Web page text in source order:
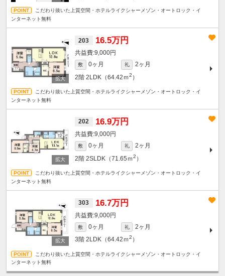
こだわり抜いた上質空間・ホテルライクシャーメゾン・オートロック・イ
ンターネット無料
203 16.5万円
9,000円
敷 0ヶ月 礼
2ヶ月
2階 2LDK（64.42ｍ2 ）
こだわり抜いた上質空間・ホテルライクシャーメゾン・オートロック・イ
ンターネット無料
202 16.9万円
9,000円
敷 0ヶ月 礼
2ヶ月
2階 2SLDK（71.65ｍ2 ）
こだわり抜いた上質空間・ホテルライクシャーメゾン・オートロック・イ
ンターネット無料
303 16.7万円
9,000円
敷 0ヶ月 礼
2ヶ月
3階 2LDK（64.42ｍ2 ）
こだわり抜いた上質空間・ホテルライクシャーメゾン・オートロック・イ
ンターネット無料